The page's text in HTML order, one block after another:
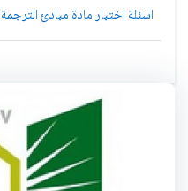
اسئلة اختبار مادة مبادئ الترجمة ENG 211 الفصل الدراسي الأول 1435هـ نموذج (A)